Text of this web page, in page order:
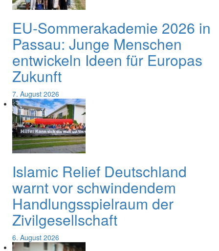
EU-Sommerakademie 2026 in
Passau: Junge Menschen
entwickeln Ideen für Europas
Zukunft
7. August 2026
Islamic Relief Deutschland
warnt vor schwindendem
Handlungsspielraum der
Zivilgesellschaft
6. August 2026